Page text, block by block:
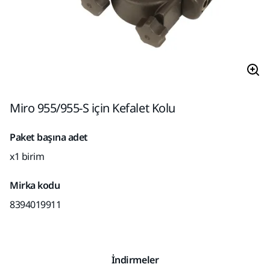
Miro 955/955-S için Kefalet Kolu
Paket başına adet
x1 birim
Mirka kodu
8394019911
İndirmeler